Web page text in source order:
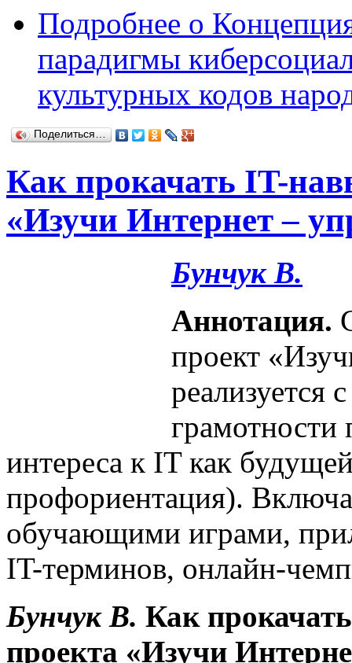
Подробнее о
парадигмы
культурных кодов
Поделиться…
Как прокачать IT-
«Изучи Интернет –
Бунчук В.
Аннотация.
проект
грамотности
интереса к IT как
профориентация).
обучающими играми,
IT-терминов, онлайн-
Бунчук В. Как
проекта «Изучи